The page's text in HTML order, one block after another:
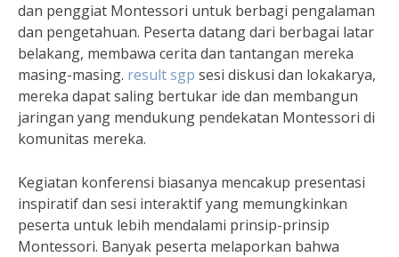
dan penggiat Montessori untuk berbagi pengalaman
dan pengetahuan. Peserta datang dari berbagai latar
belakang, membawa cerita dan tantangan mereka
masing-masing. result sgp sesi diskusi dan lokakarya,
mereka dapat saling bertukar ide dan membangun
jaringan yang mendukung pendekatan Montessori di
komunitas mereka.
Kegiatan konferensi biasanya mencakup presentasi
inspiratif dan sesi interaktif yang memungkinkan
peserta untuk lebih mendalami prinsip-prinsip
Montessori. Banyak peserta melaporkan bahwa